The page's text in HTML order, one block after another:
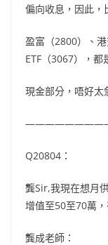
偏向收息，因此，
盈富（2800）、
ETF（3067），都
現金部分，唔好太
Q20804：
龔Sir,我現在想月
增值至50至70萬
龔成老師：